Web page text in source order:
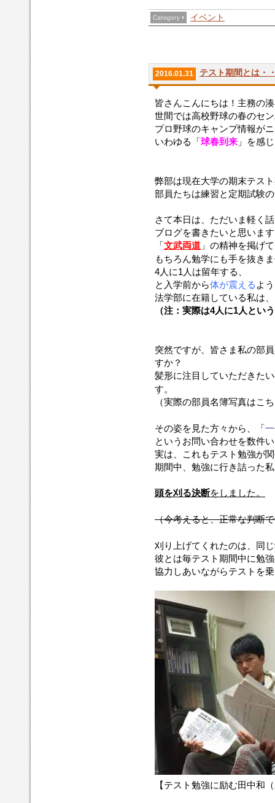
イベント
2016.01.31 テスト期間とは・
皆さんこんにちは！主務の
世間では高校野球の春のセ
プロ野球のキャンプ情報が
いわゆる「球春到来 」を感
弊部は現在大学の期末テス
部員たちは練習と定期試験
さて本日は、ただいま軽く
ブログを書きたいと思いま
「文武両道 」の精神を掲げ
もちろん勉学にも手を抜き
4人に1人は留年する
と入学前から体が震える よ
法学部に在籍している私は
（注：実際は4人に1人とい
突然ですが、皆さま私の部
すか？
髪形に注目していただきた
す。
（実際の部員名簿写真はこ
その姿を見た方々から、「
というお問い合わせを数件
実は、これもテスト勉強が
期間中、勉強に行き詰った
頭を刈る決断をしました。
（今考えると、正常な判断
刈り上げてくれたのは、同
彼とは毎テスト期間中に勉
協力しあいながらテストを
【テスト勉強に励む田中和